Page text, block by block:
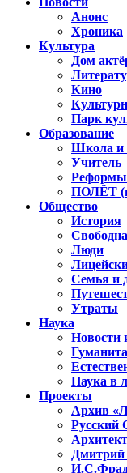
Анонс
Хроника
Культура
Дом
Кино
Парк
Образование
Школа и
Учитель
Реформы
ПОЛЁТ
Общество
История
Люди
Семья и
Утраты
Наука
Новости
Наука в
Проекты
Архив
Русский